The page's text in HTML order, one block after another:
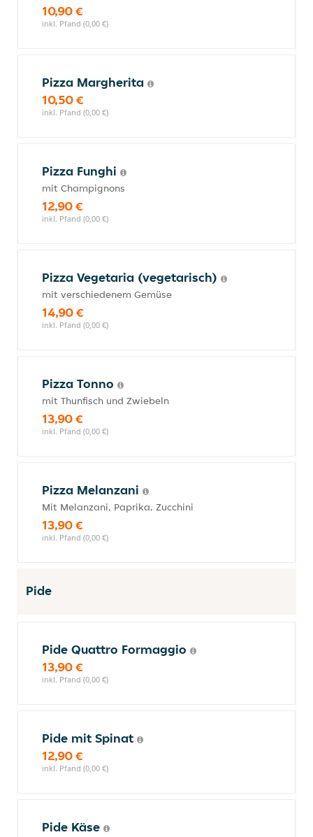
10,90 €
inkl. Pfand (0,00 €)
Pizza Margherita
10,50 €
inkl. Pfand (0,00 €)
Pizza Funghi
mit Champignons
12,90 €
inkl. Pfand (0,00 €)
Pizza Vegetaria (vegetarisch)
mit verschiedenem Gemüse
14,90 €
inkl. Pfand (0,00 €)
Pizza Tonno
mit Thunfisch und Zwiebeln
13,90 €
inkl. Pfand (0,00 €)
Pizza Melanzani
Mit Melanzani, Paprika, Zucchini
13,90 €
inkl. Pfand (0,00 €)
Pide
Pide Quattro Formaggio
13,90 €
inkl. Pfand (0,00 €)
Pide mit Spinat
12,90 €
inkl. Pfand (0,00 €)
Pide Käse